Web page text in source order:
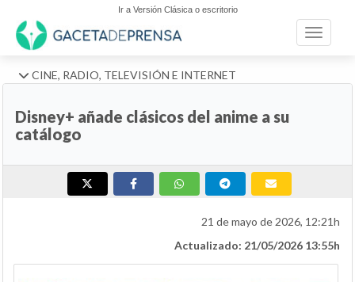
Ir a Versión Clásica o escritorio
Toggle
CINE, RADIO, TELEVISIÓN E INTERNET
Disney+ añade clásicos del anime a su
catálogo
21 de mayo de 2026, 12:21h
Actualizado: 21/05/2026 13:55h